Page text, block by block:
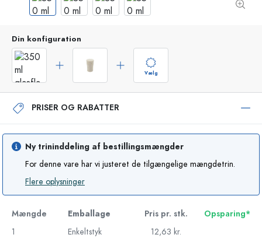
Din konfiguration
Vælg
PRISER OG RABATTER
Ny trininddeling af bestillingsmængder
For denne vare har vi justeret de tilgængelige mængdetrin.
Flere oplysninger
Mængde Emballage Pris pr. stk.
Opsparing*
1
Enkeltstyk
12,63 kr.